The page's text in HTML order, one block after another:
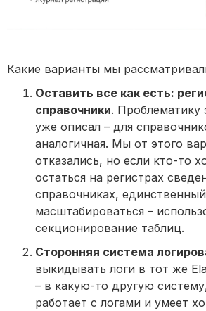
Какие варианты мы
Оставить все как есть:
справочники. Проблематику
уже описал – для
аналогичная. Мы от этого
отказались, но если кто-то
остаться на регистрах
справочниках,
масштабироваться –
секционирование таблиц.
Сторонняя система
выкидывать логи в тот же
– в какую-то другую
работает с логами и умеет